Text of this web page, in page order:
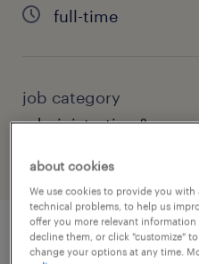
full-time
job category
administrative &
job details
about cookies
We use cookies to provide you
technical problems, to help us
offer you more relevant information
decline them, or click "customize"
change your options at any time.